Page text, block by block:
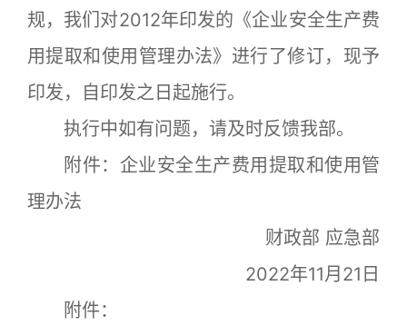
规，我们对2012年印发的《企业安全生产费
用提取和使用管理办法》进行了修订，现予
印发，自印发之日起施行。
执行中如有问题，请及时反馈我部。
附件：企业安全生产费用提取和使用管
理办法
财政部 应急部
2022年11月21日
附件：